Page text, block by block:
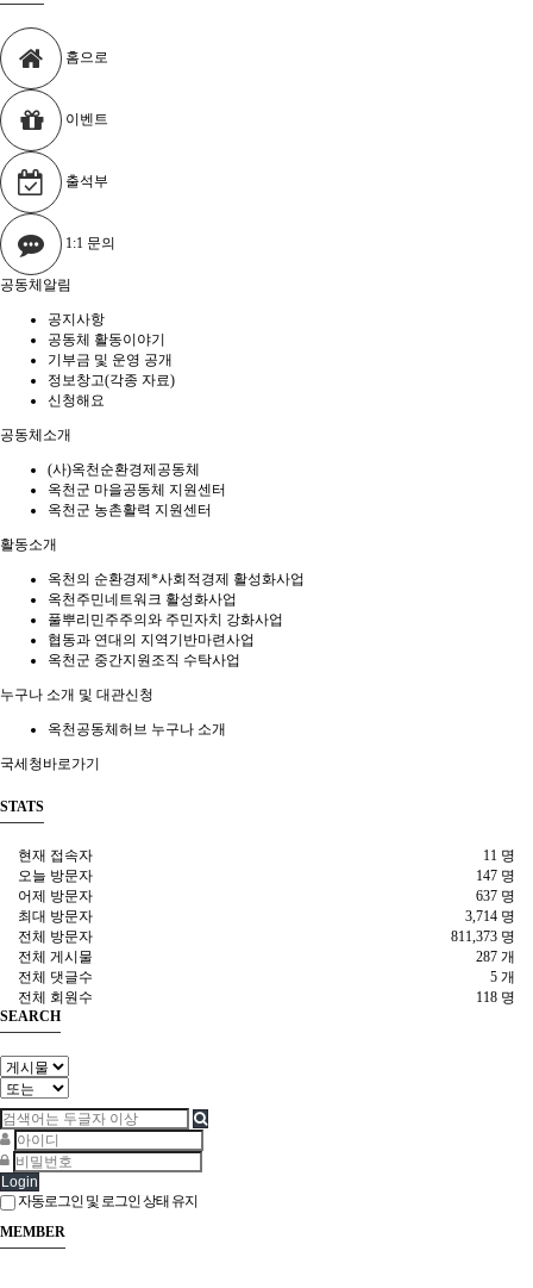
홈으로
이벤트
출석부
1:1 문의
공동체알림
공지사항
공동체 활동이야기
기부금 및 운영 공개
정보창고(각종 자료)
신청해요
공동체소개
(사)옥천순환경제공동체
옥천군 마을공동체 지원센터
옥천군 농촌활력 지원센터
활동소개
옥천의 순환경제*사회적경제 활성화사업
옥천주민네트워크 활성화사업
풀뿌리민주주의와 주민자치 강화사업
협동과 연대의 지역기반마련사업
옥천군 중간지원조직 수탁사업
누구나 소개 및 대관신청
옥천공동체허브 누구나 소개
국세청바로가기
STATS
11 명
현재 접속자
147 명
오늘 방문자
637 명
어제 방문자
3,714 명
최대 방문자
811,373 명
전체 방문자
287 개
전체 게시물
5 개
전체 댓글수
118 명
전체 회원수
SEARCH
Login
자동로그인 및 로그인 상태 유지
MEMBER